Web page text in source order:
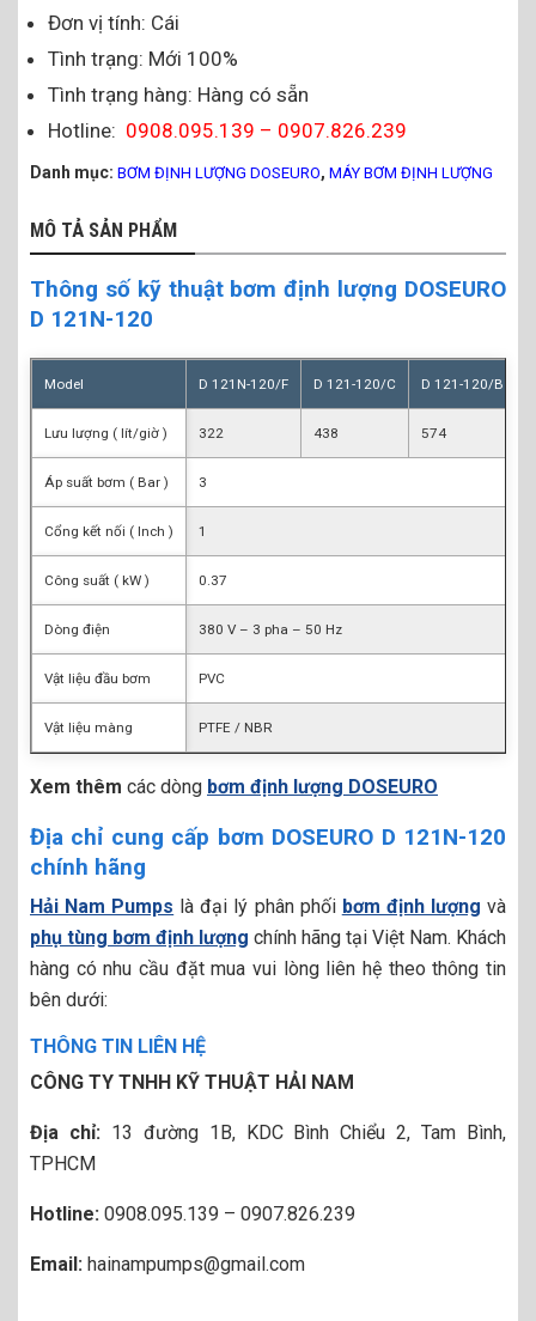
Đơn vị tính: Cái
Tình trạng: Mới 100%
Tình trạng hàng: Hàng có sẵn
Hotline: 0908.095.139 – 0907.826.239
Danh mục: BƠM ĐỊNH LƯỢNG DOSEURO, MÁY BƠM ĐỊNH LƯỢNG
MÔ TẢ SẢN PHẨM
Thông số kỹ thuật bơm định lượng DOSEURO
D 121N-120
Model D 121N-120/F D 121-120/C D 121-120/B
Lưu lượng ( lít/giờ ) 322 438 574
Áp suất bơm ( Bar ) 3
Cổng kết nối ( Inch ) 1
Công suất ( kW ) 0.37
Dòng điện 380 V – 3 pha – 50 Hz
Vật liệu đầu bơm PVC
Vật liệu màng PTFE / NBR
Xem thêm các dòng bơm định lượng DOSEURO
Địa chỉ cung cấp bơm DOSEURO D 121N-120
chính hãng
Hải Nam Pumps là đại lý phân phối bơm định lượng và
phụ tùng bơm định lượng chính hãng tại Việt Nam. Khách
hàng có nhu cầu đặt mua vui lòng liên hệ theo thông tin
bên dưới:
THÔNG TIN LIÊN HỆ
CÔNG TY TNHH KỸ THUẬT HẢI NAM
Địa chỉ:13 đường 1B, KDC Bình Chiểu 2, Tam Bình,
TPHCM
Hotline: 0908.095.139 – 0907.826.239
Email: hainampumps@gmail.com